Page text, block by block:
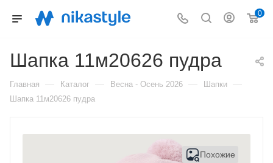
0
Шапка 11м20626 пудра
Главная — Каталог — Весна - Осень 2026 — Шапки —
Шапка 11м20626 пудра
Похожие